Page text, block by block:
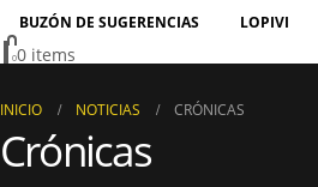
BUZÓN DE SUGERENCIAS LOPIVI
00 items
INICIO NOTICIAS CRÓNICAS
Crónicas